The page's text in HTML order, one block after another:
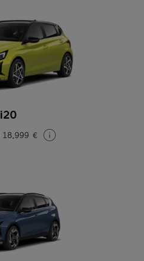
i20
18.999 €